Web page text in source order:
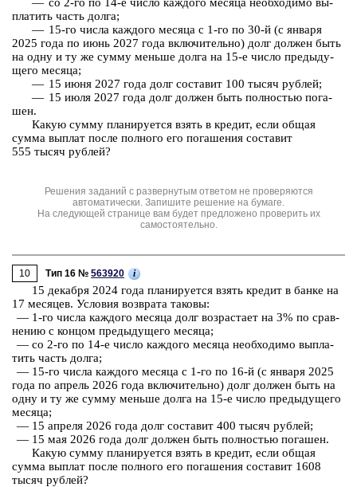
пла­тить часть долга;
— 15-⁠го числа каж­до­го ме­ся­ца с 1-⁠го по 30-⁠й (с ян­ва­ря
2025 года по июнь 2027 года вклю­чи­тель­но) долг дол­жен быть
на одну и ту же сумму мень­ше долга на 15-⁠е число преды­ду­
ще­го ме­ся­ца;
— 15 июня 2027 года долг со­ста­вит 100 тысяч руб­лей;
— 15 июля 2027 года долг дол­жен быть пол­но­стью по­га­
шен.
Какую сумму пла­ни­ру­ет­ся взять в кре­дит, если общая
сумма вы­плат после пол­но­го его по­га­ше­ния со­ста­вит
555 тысяч руб­лей?
Решения заданий с развернутым ответом не проверяются
автоматически. Запишите решение на бумаге.
На следующей странице вам будет предложено проверить их
самостоятельно.
10 Тип 16 № 563920 i
15 де­каб­ря 2024 года пла­ни­ру­ет­ся взять кре­дит в банке на
17 ме­ся­цев. Усло­вия воз­вра­та та­ко­вы:
— 1-го числа каж­до­го ме­ся­ца долг воз­рас­та­ет на 3% по срав­
не­нию с кон­цом преды­ду­ще­го ме­ся­ца;
— со 2-го по 14-е число каж­до­го ме­ся­ца не­об­хо­ди­мо вы­пла­
тить часть долга;
— 15-го числа каж­до­го ме­ся­ца с 1-го по 16-й (с ян­ва­ря 2025
года по ап­рель 2026 года вклю­чи­тель­но) долг дол­жен быть на
одну и ту же сумму мень­ше долга на 15-е число преды­ду­ще­го
ме­ся­ца;
— 15 ап­ре­ля 2026 года долг со­ста­вит 400 тысяч руб­лей;
— 15 мая 2026 года долг дол­жен быть пол­но­стью по­га­шен.
Какую сумму пла­ни­ру­ет­ся взять в кре­дит, если общая
сумма вы­плат после пол­но­го его по­га­ше­ния со­ста­вит 1608
тысяч руб­лей?